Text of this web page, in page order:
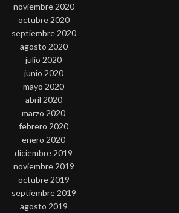
noviembre 2020
octubre 2020
septiembre 2020
agosto 2020
julio 2020
junio 2020
mayo 2020
abril 2020
marzo 2020
febrero 2020
enero 2020
diciembre 2019
noviembre 2019
octubre 2019
septiembre 2019
agosto 2019